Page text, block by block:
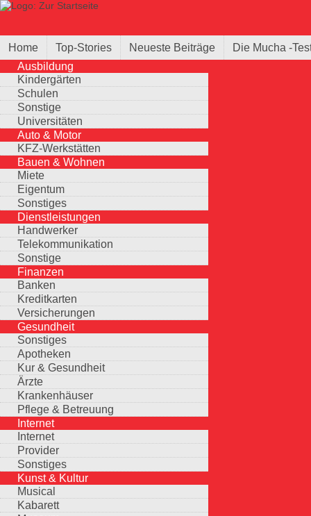
Direkt zum Inhalt
Home Top-Stories Neueste Beiträge
Die Mucha -
Ausbildung
Kindergärten
Schulen
Sonstige
Universitäten
Auto & Motor
KFZ-Werkstätten
Bauen & Wohnen
Miete
Eigentum
Sonstiges
Dienstleistungen
Handwerker
Telekommunikation
Sonstige
Finanzen
Banken
Kreditkarten
Versicherungen
Gesundheit
Sonstiges
Apotheken
Kur & Gesundheit
Ärzte
Krankenhäuser
Pflege & Betreuung
Internet
Internet
Provider
Sonstiges
Kunst & Kultur
Musical
Kabarett